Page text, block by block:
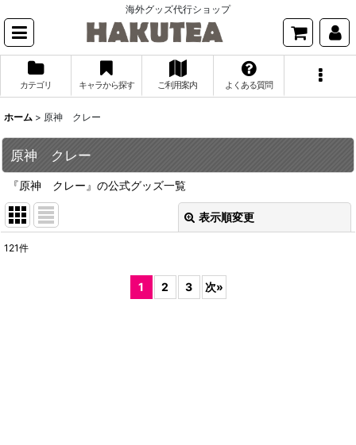
海外グッズ代行ショップ
カテゴリ キャラから探す ご利用案内 よくある質問
ホーム > 原神 クレー
原神 クレー
『原神 クレー』の公式グッズ一覧
表示順変更
121件
1 2 3 次»